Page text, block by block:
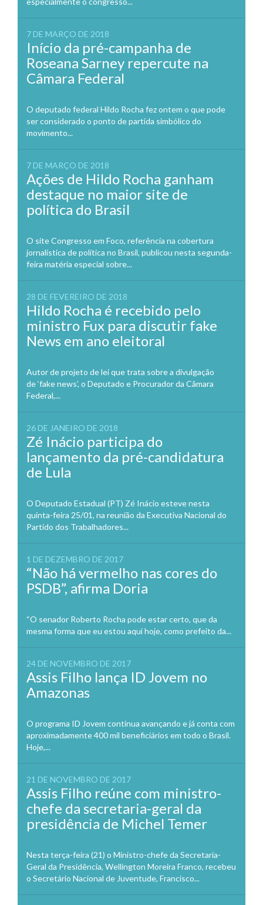
7 DE MARÇO DE 2018
Início da pré-campanha de
Roseana Sarney repercute na
Câmara Federal
O deputado federal Hildo Rocha fez ontem o que pode
ser considerado o ponto de partida simbólico do
movimento...
7 DE MARÇO DE 2018
Ações de Hildo Rocha ganham
destaque no maior site de
política do Brasil
O site Congresso em Foco, referência na cobertura
jornalística de política no Brasil, publicou nesta segunda-
feira matéria especial sobre...
28 DE FEVEREIRO DE 2018
Hildo Rocha é recebido pelo
ministro Fux para discutir fake
News em ano eleitoral
Autor de projeto de lei que trata sobre a divulgação
de ‘fake news’, o Deputado e Procurador da Câmara
Federal,...
26 DE JANEIRO DE 2018
Zé Inácio participa do
lançamento da pré-candidatura
de Lula
O Deputado Estadual (PT) Zé Inácio esteve nesta
quinta-feira 25/01, na reunião da Executiva Nacional do
Partido dos Trabalhadores...
1 DE DEZEMBRO DE 2017
“Não há vermelho nas cores do
PSDB”, afirma Doria
“O senador Roberto Rocha pode estar certo, que da
mesma forma que eu estou aqui hoje, como prefeito da...
24 DE NOVEMBRO DE 2017
Assis Filho lança ID Jovem no
Amazonas
O programa ID Jovem continua avançando e já conta com
aproximadamente 400 mil beneficiários em todo o Brasil.
Hoje,...
21 DE NOVEMBRO DE 2017
Assis Filho reúne com ministro-
chefe da secretaria-geral da
presidência de Michel Temer
Nesta terça-feira (21) o Ministro-chefe da Secretaria-
Geral da Presidência, Wellington Moreira Franco, recebeu
o Secretário Nacional de Juventude, Francisco...